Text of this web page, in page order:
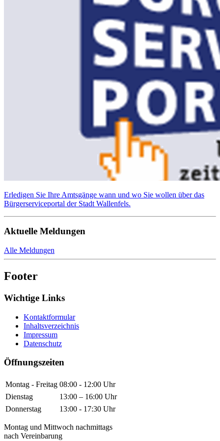
Erledigen Sie Ihre Amtsgänge wann und wo Sie wollen über das
Bürgerserviceportal der Stadt Wallenfels.
Aktuelle Meldungen
Alle Meldungen
Footer
Wichtige Links
Kontaktformular
Inhaltsverzeichnis
Impressum
Datenschutz
Öffnungszeiten
Montag - Freitag 08:00 - 12:00 Uhr
Dienstag
13:00 – 16:00 Uhr
Donnerstag
13:00 - 17:30 Uhr
Montag und Mittwoch nachmittags
nach Vereinbarung